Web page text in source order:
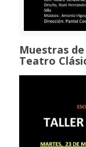
Muestras
Teatro